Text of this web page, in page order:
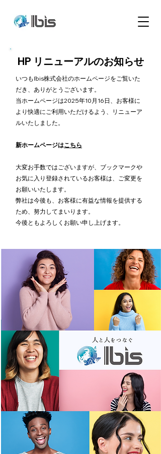
HP リニューアルのお知らせ
いつもIbis株式会社のホームページをご覧いた
だき、ありがとうございます。
当ホームページは2025年10月16日、お客様に
より快適にご利用いただけるよう、リニューア
ルいたしました。
新ホームページはこちら
大変お手数ではございますが、ブックマークや
お気に入り登録されているお客様は、ご変更を
お願いいたします。
弊社は今後も、お客様に有益な情報を提供する
ため、努力してまいります。
今後ともよろしくお願い申し上げます。